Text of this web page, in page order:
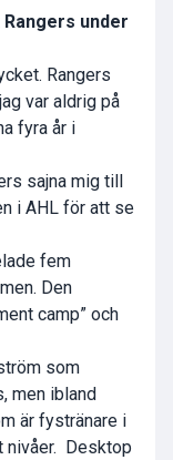
Rangers under
Rangers
var aldrig på
fyra år i
sajna mig till
i AHL för att se
fem
Den
camp” och
som
men ibland
är fystränare i
nivåer. Desktop